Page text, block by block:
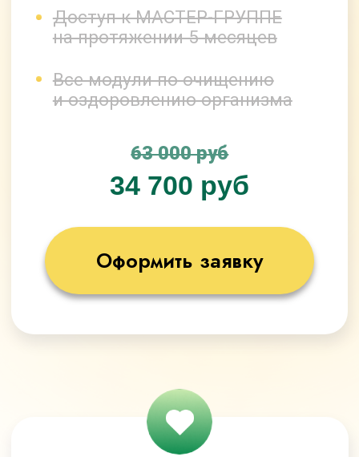
50 000 руб
Оформить заявку
При оформлении заявки сегодня,
Вы получите бонусы, общей
БЕСПЛАТНО
Бонусы